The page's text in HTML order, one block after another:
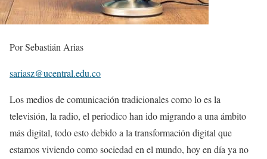
Por Sebastián Arias
sariasz@ucentral.edu.co
Los medios de comunicación tradicionales como lo es la
televisión, la radio, el periodico han ido migrando a una ámbito
más digital, todo esto debido a la transformación digital que
estamos viviendo como sociedad en el mundo, hoy en día ya no